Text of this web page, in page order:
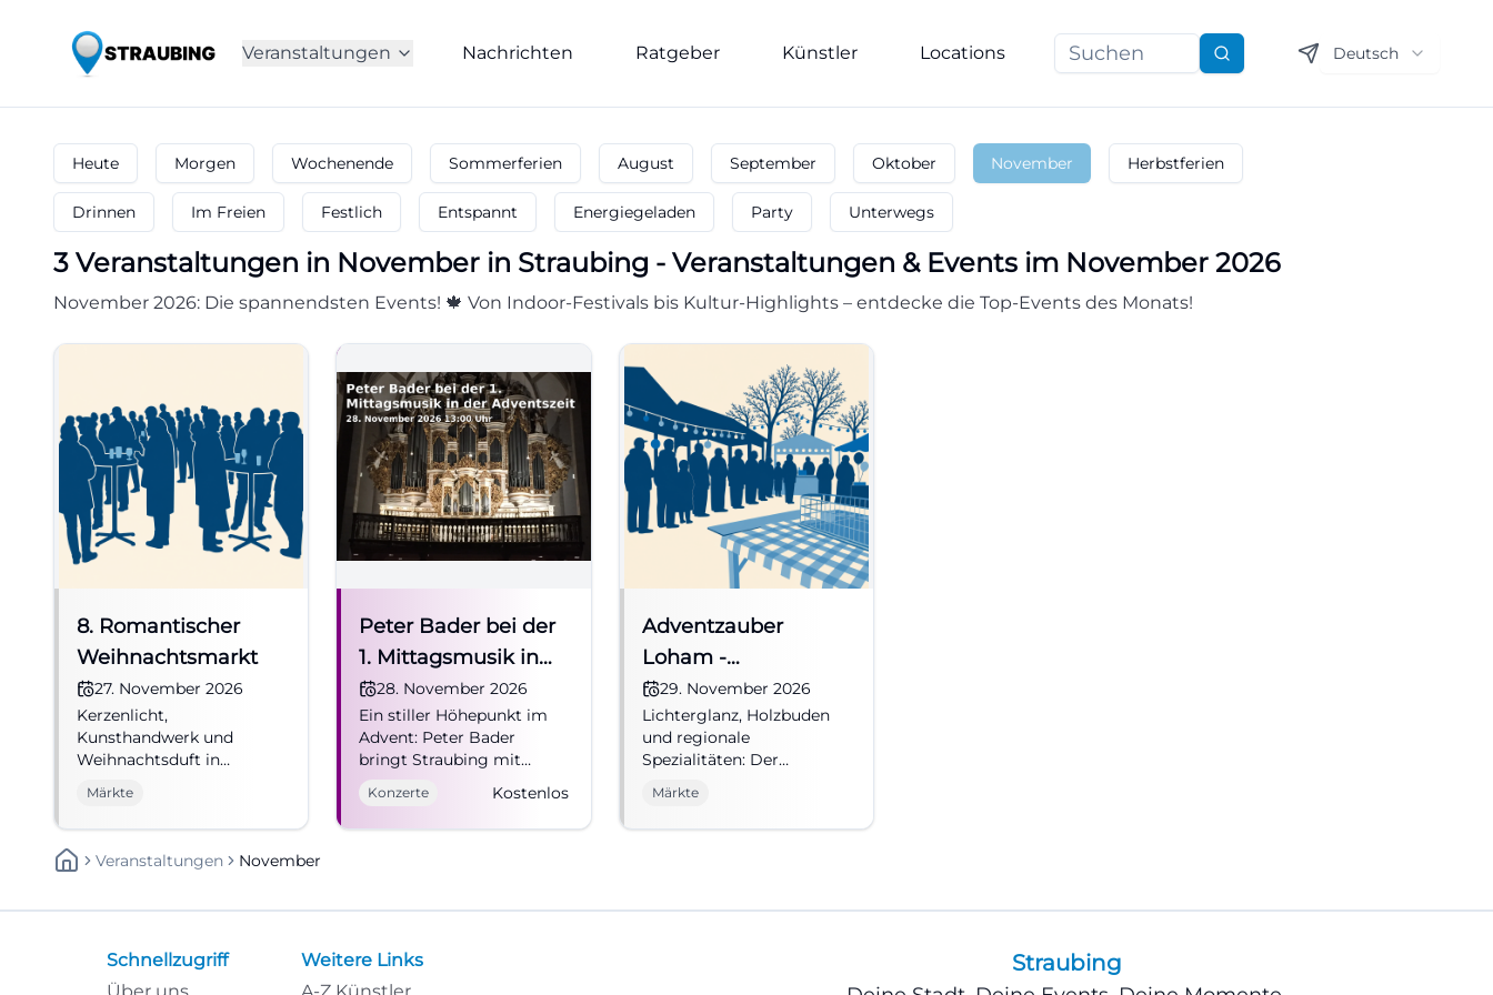
Veranstaltungen Nachrichten Ratgeber Künstler Locations Suchen Deutsch
Heute Morgen Wochenende Sommerferien August September Oktober November Herbstferien
Drinnen Im Freien Festlich Entspannt Energiegeladen Party Unterwegs
3 Veranstaltungen in November in Straubing - Veranstaltungen & Events im November 2026
November 2026: Die spannendsten Events! 🍁 Von Indoor-Festivals bis Kultur-Highlights – entdecke die Top-Events des Monats!
8. Romantischer
Weihnachtsmarkt
27. November 2026
Kerzenlicht,
Kunsthandwerk und
Weihnachtsduft in
Romantische
Weihnachtsmarkt am
stillen Adventsmomenten
#Weihnachtsmarkt
Märkte
Peter Bader bei der
1. Mittagsmusik in
der Adventszeit
28. November 2026
Ein stiller Höhepunkt im
Advent: Peter Bader
bringt Straubing mit
Orgelklang und
Kirchenakustik zum
Leuchten. 28.11.2026,
Konzerte Kostenlos
Adventzauber
Loham -
Weihnachtsmarkt
29. November 2026
Lichterglanz, Holzbuden
und regionale
Spezialitäten: Der
bringt echte
Adventsstimmung nach
Märkte
Veranstaltungen November
Schnellzugriff
Weitere Links
Straubing